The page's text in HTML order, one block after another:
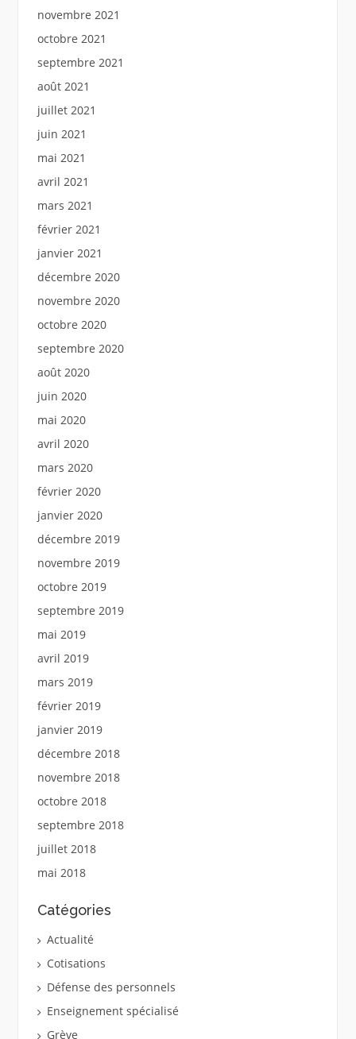
novembre 2021
octobre 2021
septembre 2021
août 2021
juillet 2021
juin 2021
mai 2021
avril 2021
mars 2021
février 2021
janvier 2021
décembre 2020
novembre 2020
octobre 2020
septembre 2020
août 2020
juin 2020
mai 2020
avril 2020
mars 2020
février 2020
janvier 2020
décembre 2019
novembre 2019
octobre 2019
septembre 2019
mai 2019
avril 2019
mars 2019
février 2019
janvier 2019
décembre 2018
novembre 2018
octobre 2018
septembre 2018
juillet 2018
mai 2018
Catégories
Actualité
Cotisations
Défense des personnels
Enseignement spécialisé
Grève